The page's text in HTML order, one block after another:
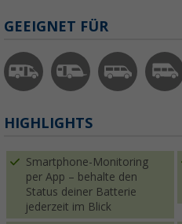
GEEIGNET FÜR
HIGHLIGHTS
Smartphone-Monitoring
per App – behalte den
Status deiner Batterie
jederzeit im Blick